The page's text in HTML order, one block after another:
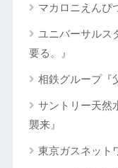
マカロニえんぴ
ユニバーサルス
要る。』
相鉄グループ『
サントリー天然
襲来』
東京ガスネット